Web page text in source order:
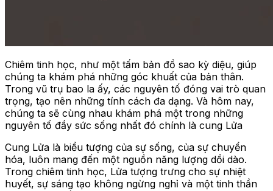
Chiêm tinh học, như một tấm bản đồ sao kỳ diệu, giúp
chúng ta khám phá những góc khuất của bản thân.
Trong vũ trụ bao la ấy, các nguyên tố đóng vai trò quan
trọng, tạo nên những tính cách đa dạng. Và hôm nay,
chúng ta sẽ cùng nhau khám phá một trong những
nguyên tố đầy sức sống nhất đó chính là cung Lửa
Cung Lửa là biểu tượng của sự sống, của sự chuyển
hóa, luôn mang đến một nguồn năng lượng dồi dào.
Trong chiêm tinh học, Lửa tượng trưng cho sự nhiệt
huyết, sự sáng tạo không ngừng nghỉ và một tinh thần